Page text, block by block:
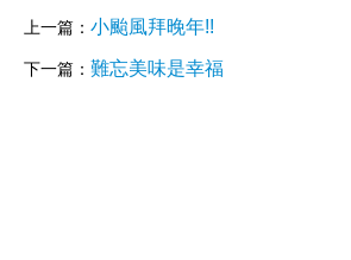
上一篇： 小颱風拜晚年!!
下一篇： 難忘美味是幸福